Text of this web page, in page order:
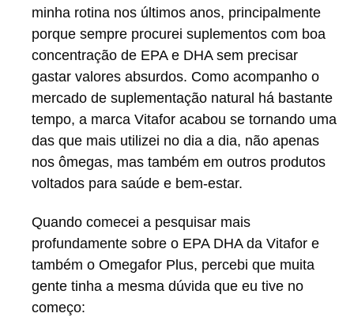
minha rotina nos últimos anos, principalmente
porque sempre procurei suplementos com boa
concentração de EPA e DHA sem precisar
gastar valores absurdos. Como acompanho o
mercado de suplementação natural há bastante
tempo, a marca Vitafor acabou se tornando uma
das que mais utilizei no dia a dia, não apenas
nos ômegas, mas também em outros produtos
voltados para saúde e bem-estar.
Quando comecei a pesquisar mais
profundamente sobre o EPA DHA da Vitafor e
também o Omegafor Plus, percebi que muita
gente tinha a mesma dúvida que eu tive no
começo: